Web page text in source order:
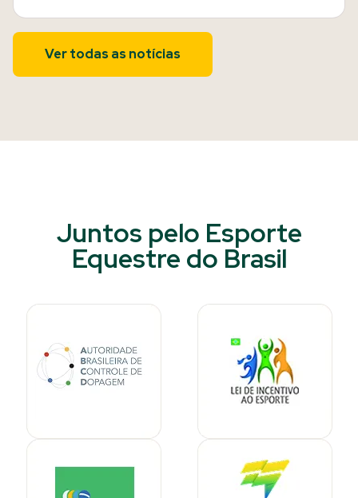
Ver todas as notícias
Juntos pelo Esporte
Equestre do Brasil​